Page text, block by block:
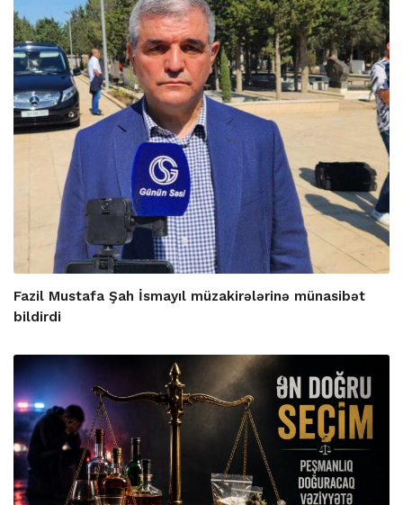
Fazil Mustafa Şah İsmayıl müzakirələrinə münasibət
bildirdi